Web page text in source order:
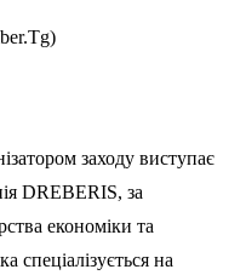
)
заходу виступає
DREBERIS, за
а економіки та
спеціалізується на